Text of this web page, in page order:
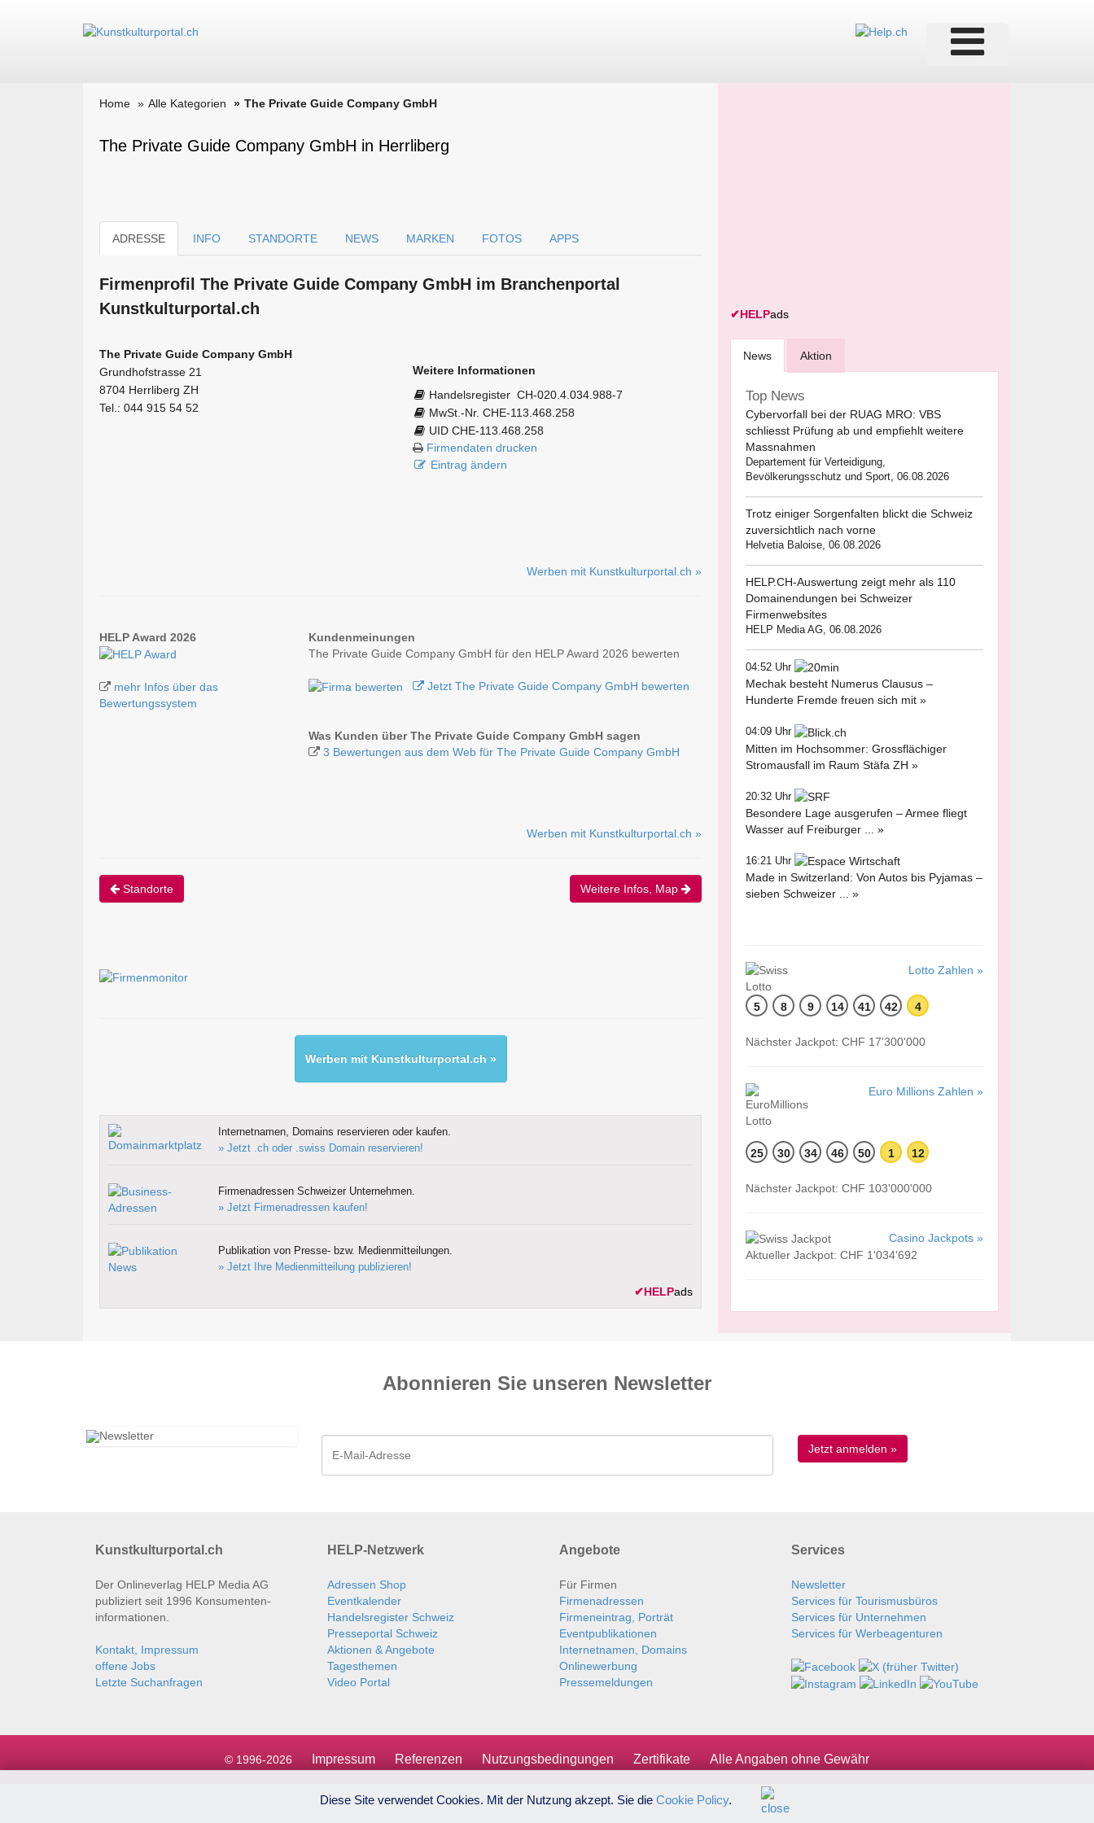
Home Alle Kategorien The Private Guide Company GmbH
The Private Guide Company GmbH in Herrliberg
ADRESSE INFO STANDORTE NEWS MARKEN FOTOS APPS
Firmen­profil The Private Guide Company GmbH im Branchen­portal
Kunstkulturportal.ch
The Private Guide Company GmbH
Grundhofstrasse 21
8704 Herrliberg ZH
Tel.: 044 915 54 52
Weitere Informationen
Handelsregister CH-020.4.034.988-7
MwSt.-Nr. CHE-113.468.258
UID CHE-113.468.258
Firmendaten drucken
Eintrag ändern
Werben mit Kunstkulturportal.ch »
HELP Award 2026
mehr Infos über das
Bewertungssystem
Kundenmeinungen
The Private Guide Company GmbH für den HELP Award 2026 bewerten
Jetzt The Private Guide Company GmbH bewerten
Was Kunden über The Private Guide Company GmbH sagen
3 Bewertungen aus dem Web für The Private Guide Company GmbH
Werben mit Kunstkulturportal.ch »
Standorte Weitere Infos, Map
Werben mit Kunstkulturportal.ch »
Internetnamen, Domains reservieren oder kaufen.
» Jetzt .ch oder .swiss Domain reservieren!
Firmenadressen Schweizer Unternehmen.
» Jetzt Firmenadressen kaufen!
Publikation von Presse- bzw. Medienmitteilungen.
» Jetzt Ihre Medienmitteilung publizieren!
✔HELPads
✔HELPads
News Aktion
Top News
Cybervorfall bei der RUAG MRO: VBS
schliesst Prüfung ab und empfiehlt weitere
Massnahmen
Departement für Verteidigung,
Bevölkerungsschutz und Sport, 06.08.2026
Trotz einiger Sorgenfalten blickt die Schweiz
zuversichtlich nach vorne
Helvetia Baloise, 06.08.2026
HELP.CH-Auswertung zeigt mehr als 110
Domainendungen bei Schweizer
Firmenwebsites
HELP Media AG, 06.08.2026
04:52 Uhr
Mechak besteht Numerus Clausus –
Hunderte Fremde freuen sich mit »
04:09 Uhr
Mitten im Hochsommer: Grossflächiger
Stromausfall im Raum Stäfa ZH »
20:32 Uhr
Besondere Lage ausgerufen – Armee fliegt
Wasser auf Freiburger ... »
16:21 Uhr
Made in Switzerland: Von Autos bis Pyjamas –
sieben Schweizer ... »
Lotto Zahlen »
5 8 9 14 41 42 4
Nächster Jackpot: CHF 17'300'000
Euro Millions Zahlen »
25 30 34 46 50 1 12
Nächster Jackpot: CHF 103'000'000
Casino Jackpots »
Aktueller Jackpot: CHF 1'034'692
Abonnieren Sie unseren News­letter
Kunstkulturportal.ch
Der Onlineverlag HELP Media AG
publiziert seit 1996 Konsumenten­
informationen.
Kontakt, Impressum
offene Jobs
Letzte Suchanfragen
HELP-Netzwerk
Adressen Shop
Eventkalender
Handelsregister Schweiz
Presseportal Schweiz
Aktionen & Angebote
Tagesthemen
Video Portal
Angebote
Für Firmen
Firmenadressen
Firmeneintrag, Porträt
Eventpublikationen
Internetnamen, Domains
Onlinewerbung
Pressemeldungen
Services
Newsletter
Services für Tourismusbüros
Services für Unternehmen
Services für Werbeagenturen
© 1996-2026 Impressum Referenzen Nutzungsbedingungen Zertifikate Alle Angaben ohne Gewähr
Diese Site verwendet Cookies. Mit der Nutzung akzept. Sie die Cookie Policy.